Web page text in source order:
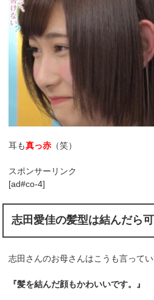
耳も真っ赤 （笑）
スポンサーリンク
[ad#co-4]
志田愛佳の髪型は結んだら
志田さんのお母さんはこうも言ってい
『髪を結んだ顔もかわいいです。』